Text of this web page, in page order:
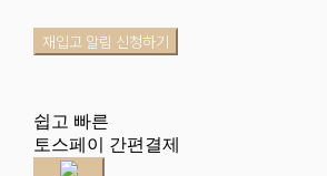
재입고 알림 신청하기
쉽고 빠른
토스페이 간편결제